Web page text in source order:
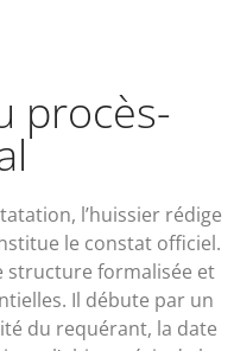
procès-
l’huissier rédige
le constat officiel.
structure formalisée et
Il débute par un
du requérant, la date